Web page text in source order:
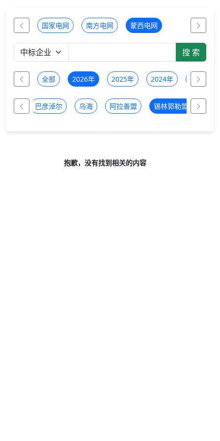
国家电网 南方电网 蒙西电网
全部 2026年 2025年 2024年 2023年
巴彦淖尔 乌海 阿拉善盟 锡林郭勒盟
抱歉，没有找到相关的内容